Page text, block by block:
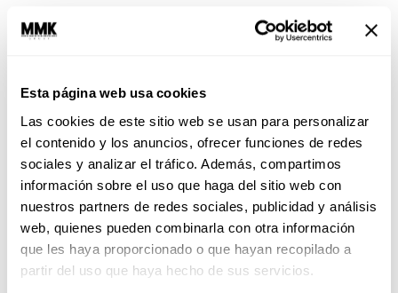
Esta página web usa cookies
Las cookies de este sitio web se usan para personalizar
el contenido y los anuncios, ofrecer funciones de redes
sociales y analizar el tráfico. Además, compartimos
información sobre el uso que haga del sitio web con
nuestros partners de redes sociales, publicidad y análisis
web, quienes pueden combinarla con otra información
que les haya proporcionado o que hayan recopilado a
partir del uso que haya hecho de sus servicios.
¿Hay una fórmula para neutralizarlos o
eliminarlos?
Sí, pero funciona sobre ti, no sobre ellos. Si
tienes relación con personas a´si, antes de
pensar en cómo cambiarlas o alejarlas,